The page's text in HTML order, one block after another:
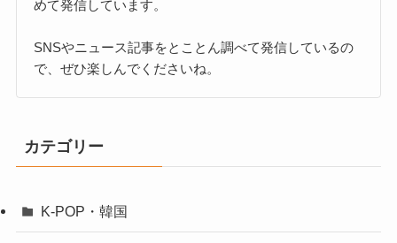
めて発信しています。
SNSやニュース記事をとことん調べて発信しているの
で、ぜひ楽しんでくださいね。
カテゴリー
K-POP・韓国